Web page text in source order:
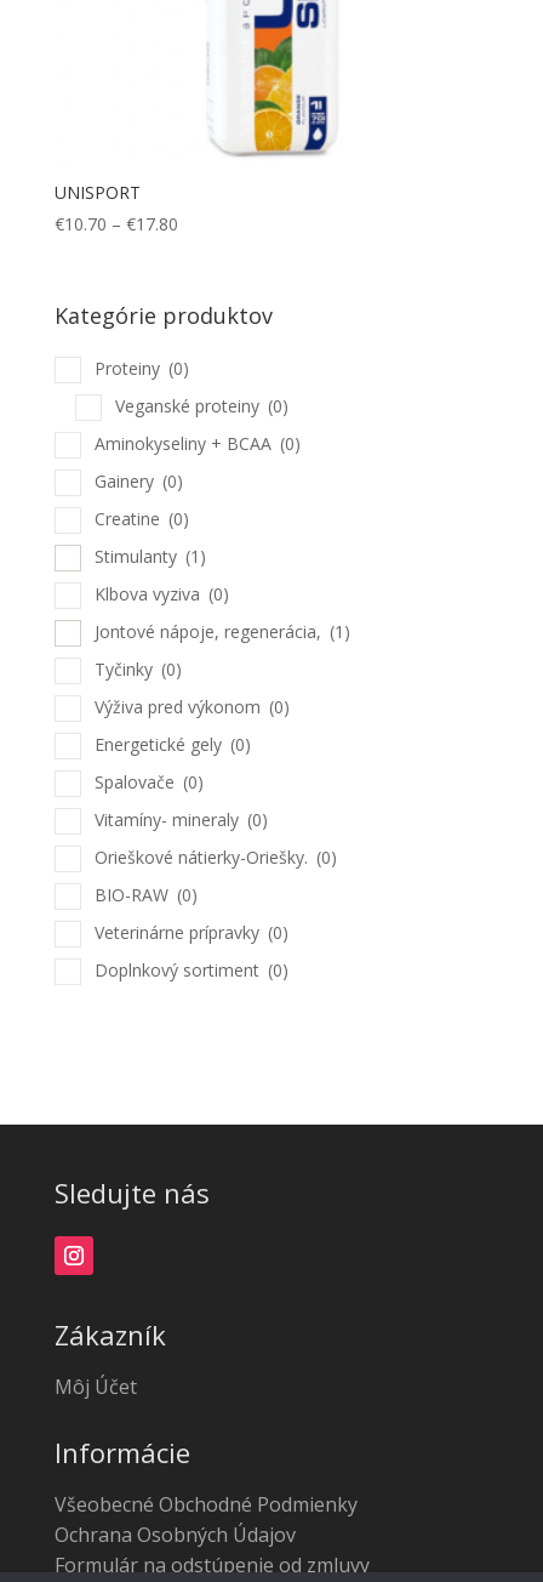
UNISPORT
€10.70 – €17.80Price
through
Kategórie produktov
Proteiny (0)
Veganské proteiny (0)
Aminokyseliny + BCAA (0)
Gainery (0)
Creatine (0)
Stimulanty (1)
Klbova vyziva (0)
Jontové nápoje, regenerácia, (1)
Tyčinky (0)
Výživa pred výkonom (0)
Energetické gely (0)
Spalovače (0)
Vitamíny- mineraly (0)
Orieškové nátierky-Oriešky. (0)
BIO-RAW (0)
Veterinárne prípravky (0)
Doplnkový sortiment (0)
Sledujte nás
Zákazník
Môj Účet
Informácie
Všeobecné Obchodné Podmienky
Ochrana Osobných Údajov
Formulár na odstúpenie od zmluvy